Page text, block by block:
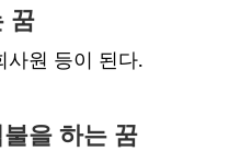
꿈
사원 등이 된다.
을 하는 꿈